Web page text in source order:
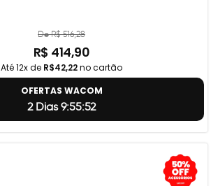
De R$ 516,28
R$ 414,90
Até 12x de R$42,22no cartão
OFERTAS WACOM
2 Dias 9:55:51